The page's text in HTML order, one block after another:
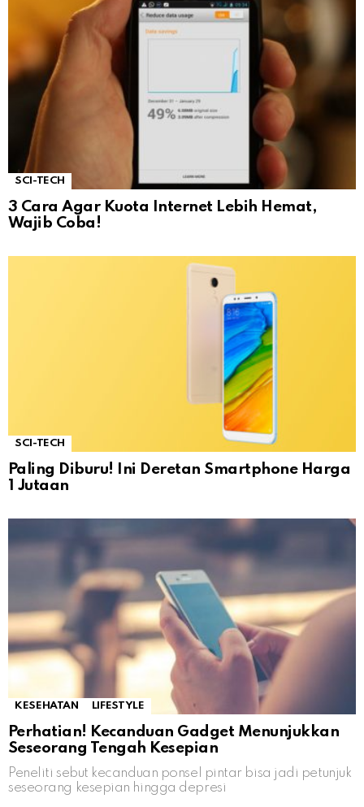
SCI-TECH
3 Cara Agar Kuota Internet Lebih Hemat,
Wajib Coba!
SCI-TECH
Paling Diburu! Ini Deretan Smartphone Harga
1 Jutaan
KESEHATAN LIFESTYLE
Perhatian! Kecanduan Gadget Menunjukkan
Seseorang Tengah Kesepian
Peneliti sebut kecanduan ponsel pintar bisa jadi petunjuk
seseorang kesepian hingga depresi